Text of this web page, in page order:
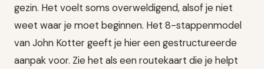
gezin. Het voelt soms overweldigend, alsof je niet
weet waar je moet beginnen. Het 8-stappenmodel
van John Kotter geeft je hier een gestructureerde
aanpak voor. Zie het als een routekaart die je helpt